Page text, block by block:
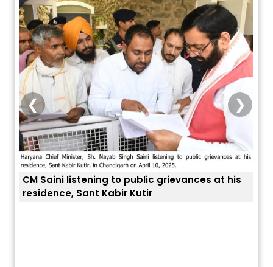
CM Saini listening to public grievances at his
residence, Sant Kabir Kutir
❮ ❯